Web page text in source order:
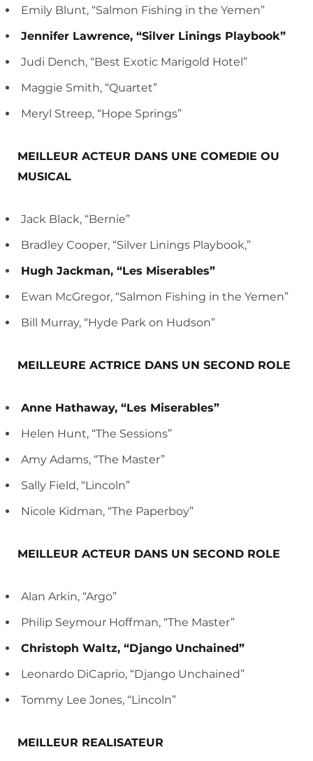
Emily Blunt, “Salmon Fishing in the Yemen”
Jennifer Lawrence, “Silver Linings Playbook”
Judi Dench, “Best Exotic Marigold Hotel”
Maggie Smith, “Quartet”
Meryl Streep, “Hope Springs”
MEILLEUR ACTEUR DANS UNE COMEDIE OU
MUSICAL
Jack Black, “Bernie”
Bradley Cooper, “Silver Linings Playbook,”
Hugh Jackman, “Les Miserables”
Ewan McGregor, “Salmon Fishing in the Yemen”
Bill Murray, “Hyde Park on Hudson”
MEILLEURE ACTRICE DANS UN SECOND ROLE
Anne Hathaway, “Les Miserables”
Helen Hunt, “The Sessions”
Amy Adams, “The Master”
Sally Field, “Lincoln”
Nicole Kidman, “The Paperboy”
MEILLEUR ACTEUR DANS UN SECOND ROLE
Alan Arkin, “Argo”
Philip Seymour Hoffman, “The Master”
Christoph Waltz, “Django Unchained”
Leonardo DiCaprio, “Django Unchained”
Tommy Lee Jones, “Lincoln”
MEILLEUR REALISATEUR